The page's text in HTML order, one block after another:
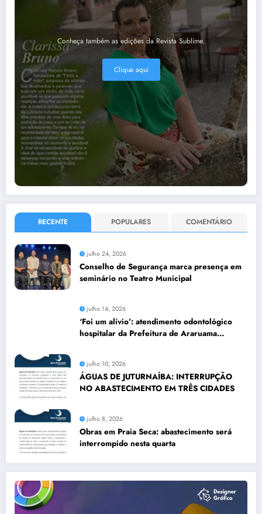
Conheça também as edições da Revista Sublime.
Clique aqui
RECENTE POPULARES COMENTÁRIO
julho 24, 2026
Conselho de Segurança marca presença em
seminário no Teatro Municipal
julho 14, 2026
‘Foi um alívio’: atendimento odontológico
hospitalar da Prefeitura de Araruama
julho 10, 2026
ÁGUAS DE JUTURNAÍBA: INTERRUPÇÃO
NO ABASTECIMENTO EM TRÊS CIDADES
julho 8, 2026
Obras em Praia Seca: abastecimento será
interrompido nesta quarta